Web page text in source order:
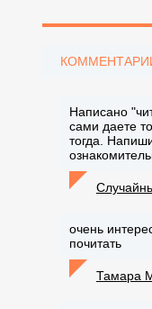
Написано
сами даете
тогда.
очень
почитать
Тамара